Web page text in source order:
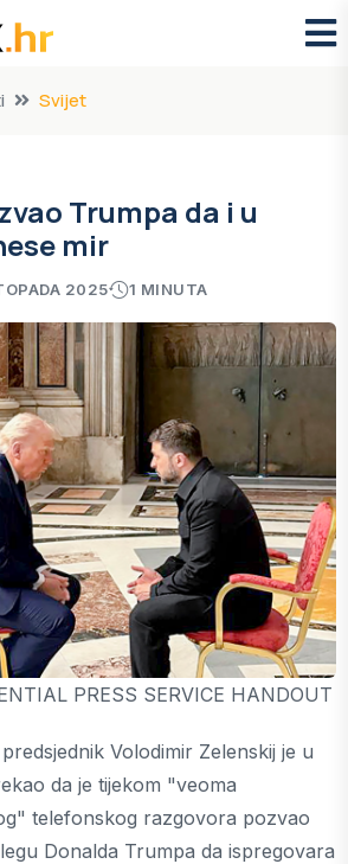
Svijet
Trumpa da i u
mir
2025 1 MINUTA
PRESS SERVICE HANDOUT
Volodimir Zelenskij je u
da je tijekom "veoma
telefonskog razgovora pozvao
Donalda Trumpa da ispregovara